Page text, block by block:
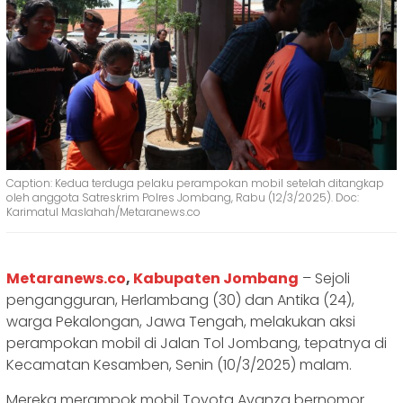
Caption: Kedua terduga pelaku perampokan mobil setelah ditangkap
oleh anggota Satreskrim Polres Jombang, Rabu (12/3/2025). Doc:
Karimatul Maslahah/Metaranews.co
Metaranews.co, Kabupaten Jombang – Sejoli
pengangguran, Herlambang (30) dan Antika (24),
warga Pekalongan, Jawa Tengah, melakukan aksi
perampokan mobil di Jalan Tol Jombang, tepatnya di
Kecamatan Kesamben, Senin (10/3/2025) malam.